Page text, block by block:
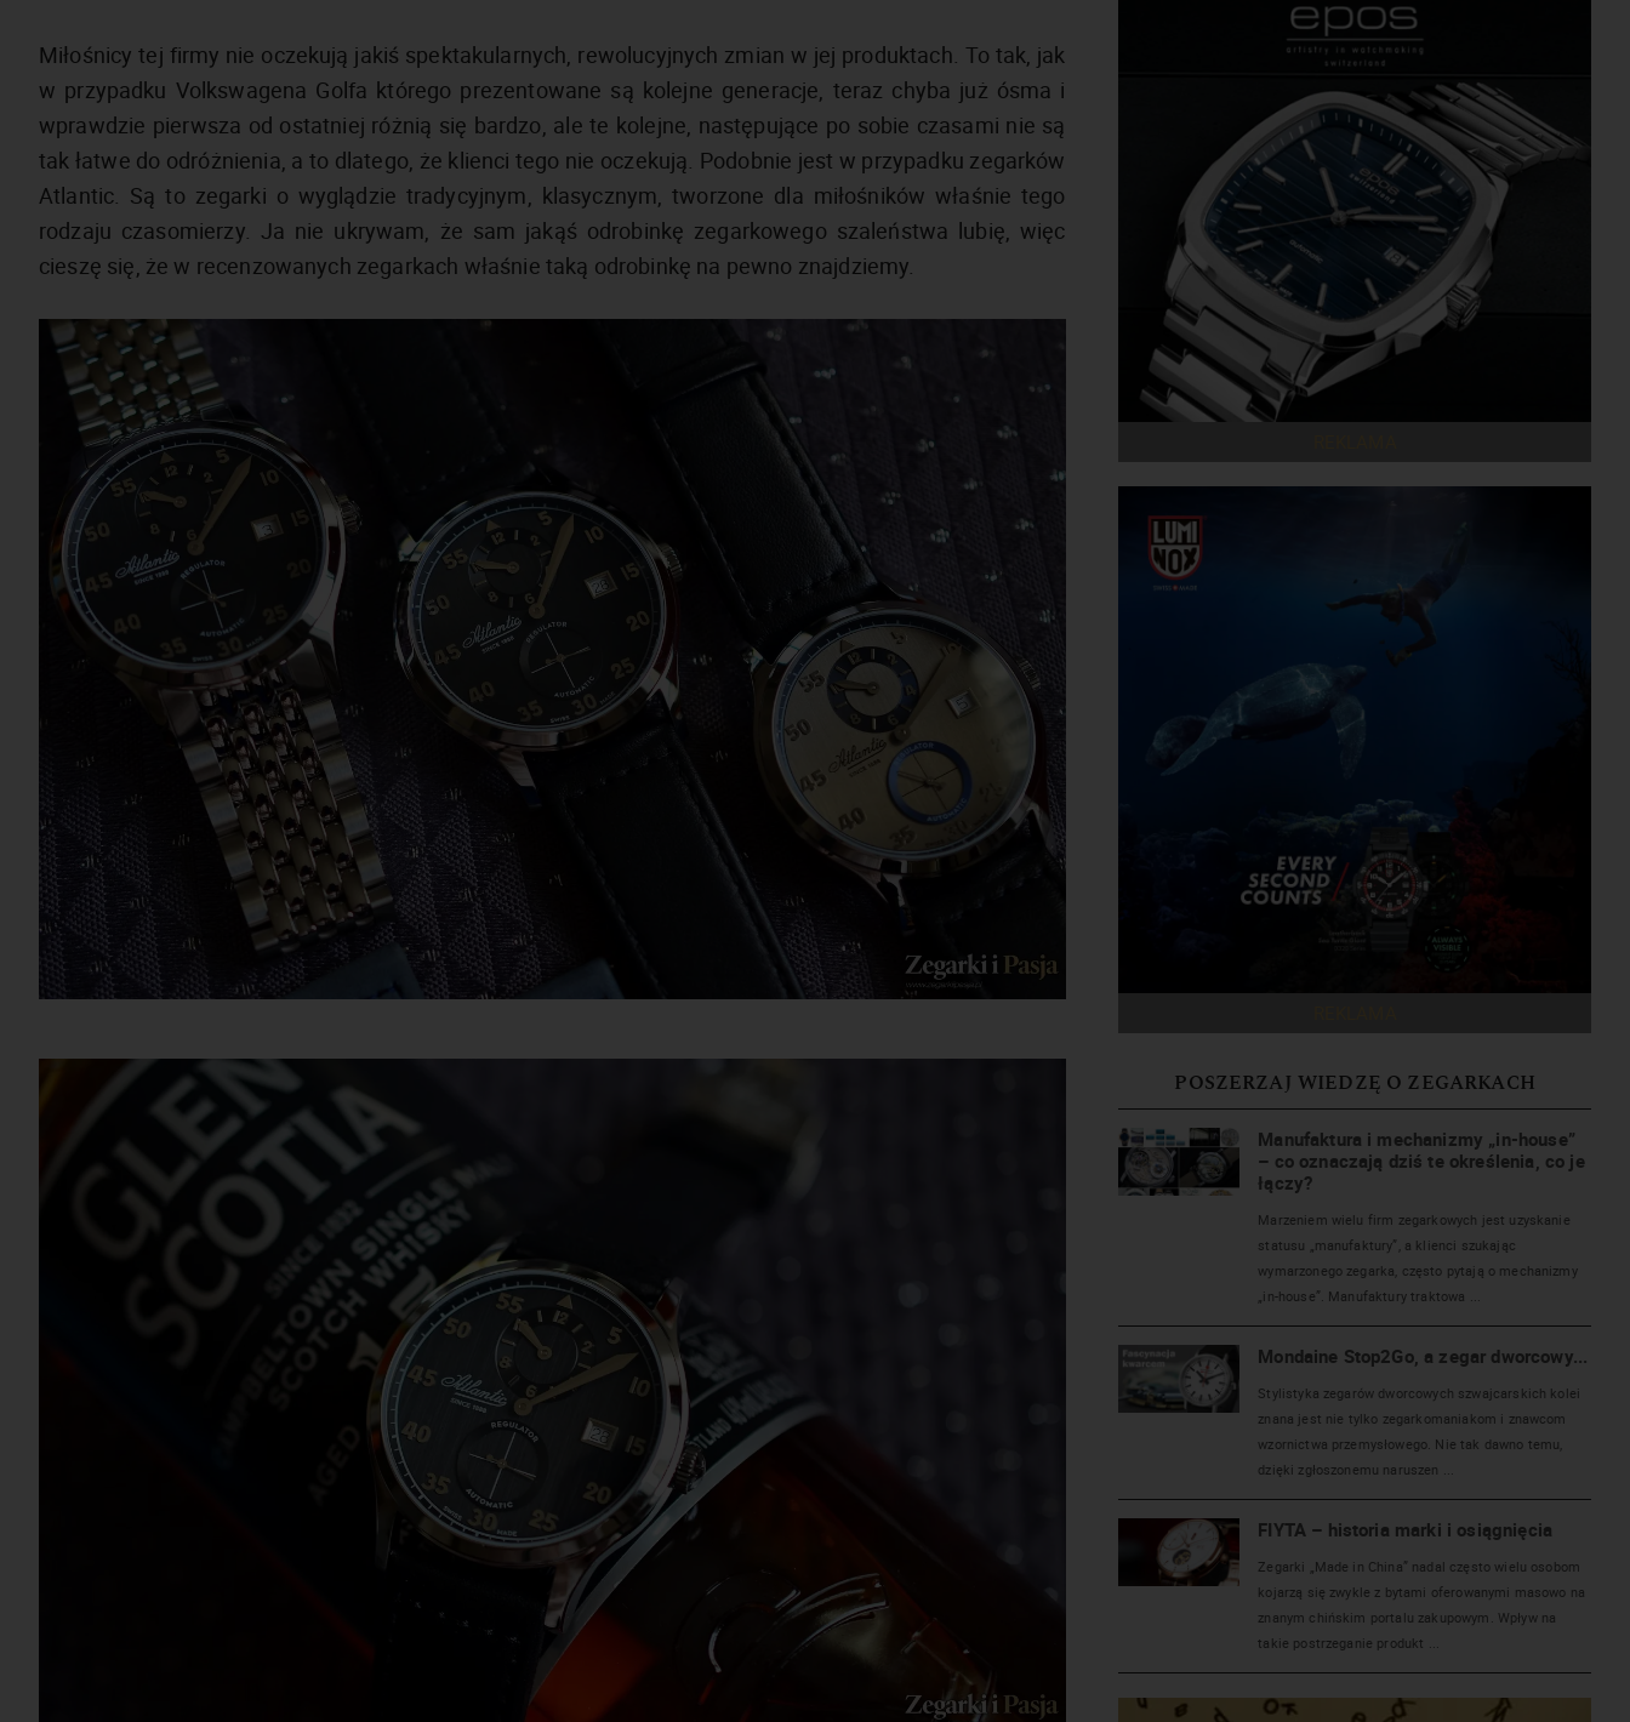
Miłośnicy tej firmy nie oczekują jakiś spektakularnych, rewolucyjnych zmian w jej produktach. To tak, jak
w przypadku Volkswagena Golfa którego prezentowane są kolejne generacje, teraz chyba już ósma i
wprawdzie pierwsza od ostatniej różnią się bardzo, ale te kolejne, następujące po sobie czasami nie są
tak łatwe do odróżnienia, a to dlatego, że klienci tego nie oczekują. Podobnie jest w przypadku zegarków
Atlantic. Są to zegarki o wyglądzie tradycyjnym, klasycznym, tworzone dla miłośników właśnie tego
rodzaju czasomierzy. Ja nie ukrywam, że sam jakąś odrobinkę zegarkowego szaleństwa lubię, więc
cieszę się, że w recenzowanych zegarkach właśnie taką odrobinkę na pewno znajdziemy.
POSZERZAJ WIEDZĘ O ZEGARKACH
Manufaktura i mechanizmy „in-house”
– co oznaczają dziś te określenia, co je
łączy?
Marzeniem wielu firm zegarkowych jest uzyskanie
statusu „manufaktury”, a klienci szukając
wymarzonego zegarka, często pytają o mechanizmy
„in-house”. Manufaktury traktowa ...
Mondaine Stop2Go, a zegar dworcowy...
Stylistyka zegarów dworcowych szwajcarskich kolei
znana jest nie tylko zegarkomaniakom i znawcom
wzornictwa przemysłowego. Nie tak dawno temu,
dzięki zgłoszonemu naruszen ...
FIYTA – historia marki i osiągnięcia
Zegarki „Made in China” nadal często wielu osobom
kojarzą się zwykle z bytami oferowanymi masowo na
znanym chińskim portalu zakupowym. Wpływ na
takie postrzeganie produkt ...